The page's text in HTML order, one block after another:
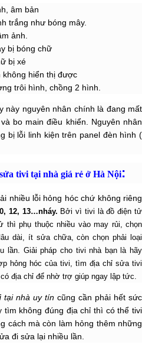
âm bản
trắng như bóng mây.
ảnh.
bị bóng chữ
bị xé
không hiển thị được
trôi hình, chồng 2 hình.
này nguyên nhân chính là đang mất
bo main điều khiển. Nguyên nhân
bị lỗi linh kiện trên panel đèn hình (
sửa tivi tại nhà giá rẻ ở Hà Nội:
nhiều lỗi hỏng hóc chứ không riêng
12, 13…nháy. Bởi vì tivi là đồ điện tử
phụ thuộc nhiều vào may rủi, chọn
dài, ít sửa chữa, còn chọn phải loại
lần. Giải pháp cho tivi nhà bạn là hãy
hỏng hóc của tivi, tìm địa chỉ sửa tivi
địa chỉ để nhờ trợ giúp ngay lập tức.
tại nhà uy tín cũng cần phải hết sức
không đúng địa chỉ thì có thể tivi
cách mà còn làm hỏng thêm những
đi sửa lại nhiều lần.